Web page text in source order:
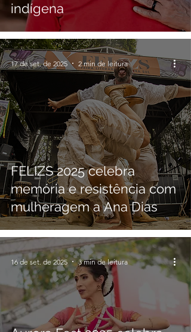
indígena
FELIZS 2025 celebra
memória e resistência com
mulheragem a Ana Dias
17 de set. de 2025 2 min de leitura
16 de set. de 2025 3 min de leitura